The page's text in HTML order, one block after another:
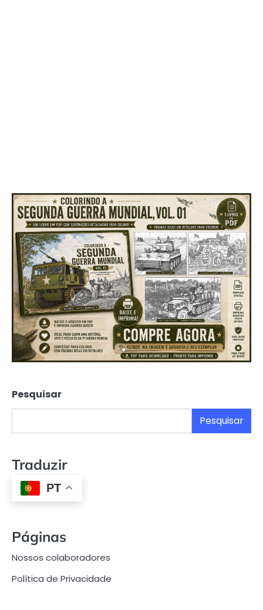
Pesquisar
Pesquisar
Traduzir
PT
Páginas
Nossos colaboradores
Política de Privacidade